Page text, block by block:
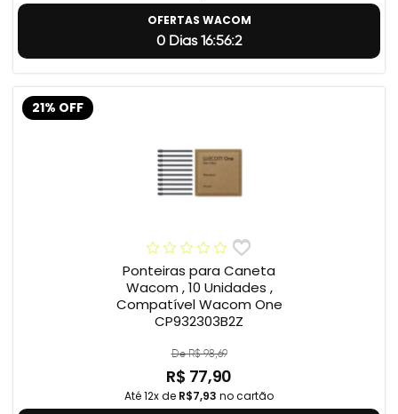
OFERTAS WACOM
0 Dias 16:56:1
21% OFF
Ponteiras para Caneta
Wacom , 10 Unidades ,
Compatível Wacom One
CP932303B2Z
De R$ 98,69
R$ 77,90
Até 12x de R$7,93 no cartão